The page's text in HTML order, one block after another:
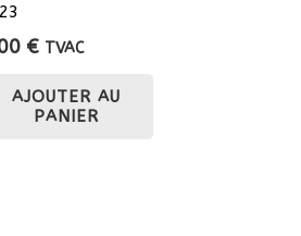
€ TVAC
AJOUTER AU
PANIER